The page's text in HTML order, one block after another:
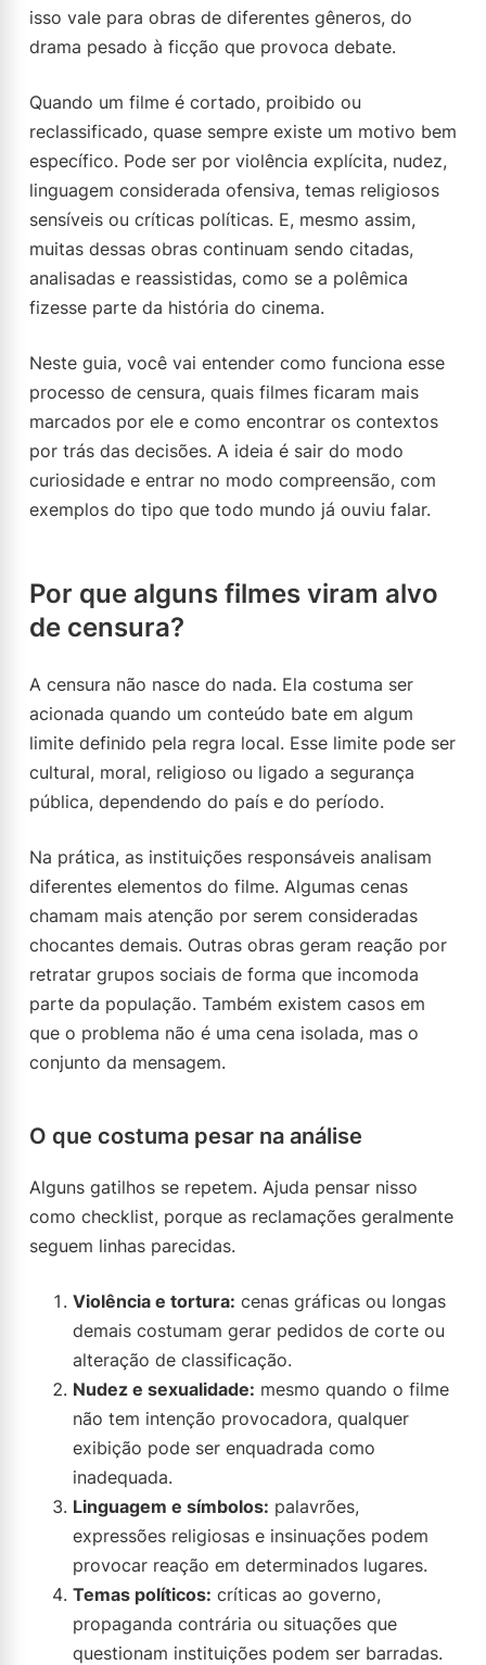
isso vale para obras de diferentes gêneros, do
drama pesado à ficção que provoca debate.
Quando um filme é cortado, proibido ou
reclassificado, quase sempre existe um motivo bem
específico. Pode ser por violência explícita, nudez,
linguagem considerada ofensiva, temas religiosos
sensíveis ou críticas políticas. E, mesmo assim,
muitas dessas obras continuam sendo citadas,
analisadas e reassistidas, como se a polêmica
fizesse parte da história do cinema.
Neste guia, você vai entender como funciona esse
processo de censura, quais filmes ficaram mais
marcados por ele e como encontrar os contextos
por trás das decisões. A ideia é sair do modo
curiosidade e entrar no modo compreensão, com
exemplos do tipo que todo mundo já ouviu falar.
Por que alguns filmes viram alvo
de censura?
A censura não nasce do nada. Ela costuma ser
acionada quando um conteúdo bate em algum
limite definido pela regra local. Esse limite pode ser
cultural, moral, religioso ou ligado a segurança
pública, dependendo do país e do período.
Na prática, as instituições responsáveis analisam
diferentes elementos do filme. Algumas cenas
chamam mais atenção por serem consideradas
chocantes demais. Outras obras geram reação por
retratar grupos sociais de forma que incomoda
parte da população. Também existem casos em
que o problema não é uma cena isolada, mas o
conjunto da mensagem.
O que costuma pesar na análise
Alguns gatilhos se repetem. Ajuda pensar nisso
como checklist, porque as reclamações geralmente
seguem linhas parecidas.
Violência e tortura: cenas gráficas ou longas
demais costumam gerar pedidos de corte ou
alteração de classificação.
Nudez e sexualidade: mesmo quando o filme
não tem intenção provocadora, qualquer
exibição pode ser enquadrada como
inadequada.
Linguagem e símbolos: palavrões,
expressões religiosas e insinuações podem
provocar reação em determinados lugares.
Temas políticos: críticas ao governo,
propaganda contrária ou situações que
questionam instituições podem ser barradas.